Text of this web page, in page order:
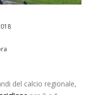
del calcio regionale,